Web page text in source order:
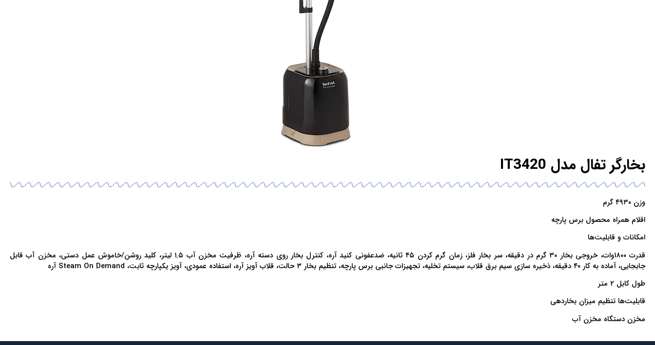
بخارگر تفال مدل IT3420
وزن ۴۹۳۰ گرم
اقلام همراه محصول برس پارچه
امکانات و قابلیت‌ها
قدرت ۱۸۰۰وات، خروجی بخار ۳۰ گرم در دقیقه، سر بخار فلز، زمان گرم کردن ۴۵ ثانیه، ضدعفونی کنید آره، کنترل بخار روی دسته آره، ظرفیت مخزن آب ۱.۵ لیتر، کلید روشن/خاموش عمل دستی، مخزن آب قابل
جابجایی، آماده به کار ۴۰ دقیقه، ذخیره سازی سیم برق قلاب، سیستم تخلیه، تجهیزات جانبی برس پارچه، تنظیم بخار ۳ حالت، قلاب آویز آره، استفاده عمودی، آویز یکپارچه ثابت، Steam On Demand آره
طول کابل ۲ متر
قابلیت‌ها تنظیم میزان بخاردهی
مخزن دستگاه مخزن آب